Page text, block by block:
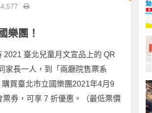
樂團！
2021 臺北兒童月文宣品上的 QR
家長一人，到「兩廳院售票系
買臺北市立國樂團2021年4月9
票券，可享 7 折優惠。（最低票價